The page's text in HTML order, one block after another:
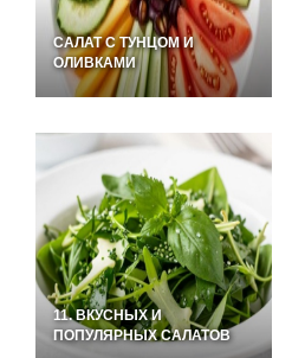
САЛАТ С ТУНЦОМ И
ОЛИВКАМИ
11. ВКУСНЫХ И
ПОПУЛЯРНЫХ САЛАТОВ